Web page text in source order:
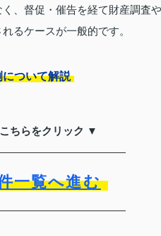
、督促・催告を経て財産調査
るケースが一般的です。
ついて解説
ちらをクリック ▼
一覧へ進む